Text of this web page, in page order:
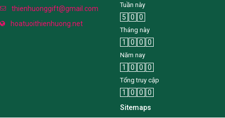
thienhuonggift@gmail.com
hoatuoithienhuong.net
Tuần này
5 0 0
Tháng này
1 0 0 0
Năm nay
1 0 0 0
Tổng truy cập
1 0 0
0
Sitemaps